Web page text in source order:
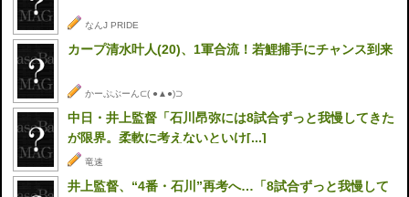
なんJ PRIDE
カープ清水叶人(20)、1軍合流！若鯉捕手にチャンス到来
かーぷぶーん⊂( ●▲●)⊃
中日・井上監督「石川昂弥には8試合ずっと我慢してきた
が限界。柔軟に考えないといけ[...]
竜速
井上監督、“4番・石川”再考へ…「8試合ずっと我慢して